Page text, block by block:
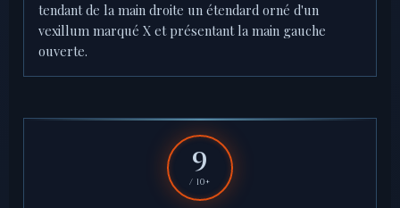
tendant de la main droite un étendard orné d'un
vexillum marqué X et présentant la main gauche
ouverte.
9
/ 10+